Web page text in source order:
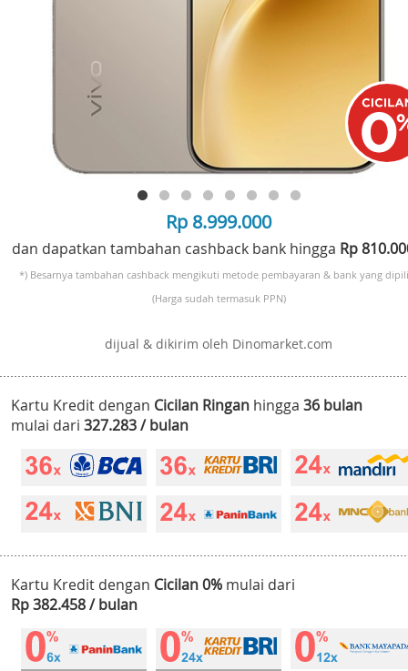
Rp 8.999.000
dan dapatkan tambahan cashback bank hingga Rp
*) Besarnya tambahan cashback mengikuti metode pembayaran & bank yang
(Harga sudah termasuk PPN)
dijual & dikirim oleh Dinomarket.com
Kartu Kredit dengan Cicilan Ringan hingga 36 bulan
mulai dari 327.283 / bulan
Kartu Kredit dengan Cicilan 0% mulai dari
Rp 382.458 / bulan